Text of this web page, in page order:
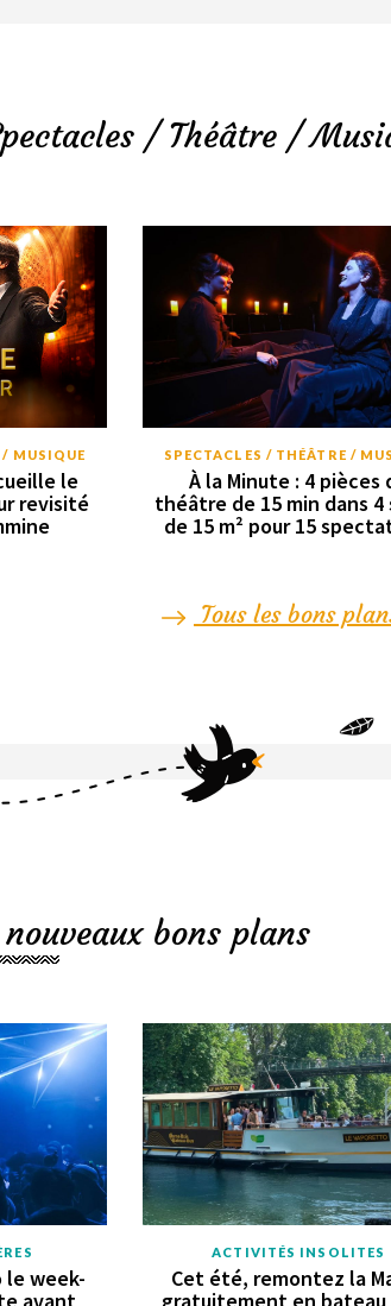
/ Théâtre /
/ MUSIQUE
le
revisité
SPECTACLES / THÉÂTRE /
À la Minute : 4 pièces
théâtre de 15 min dans 4
de 15 m² pour 15
Tous les bons
bons plans
le week-
avant
ACTIVITÉS INSOLITES
Cet été, remontez la
gratuitement en bateau